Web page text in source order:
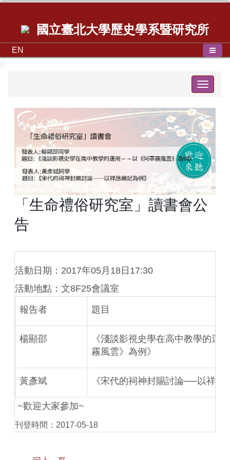
國立臺北大學歷史學系暨研究所
EN
Toggle
「生命禮俗研究室」讀書會公
告
活動日期： 2017年05月 18日 17:30
活動地點：文8F25會議室
報告者 題目
楊顯邵
《淺談影視史學在高中教學的運
霧風雲》為例》
黃彥斌 《宋代的祠神封賜討論──以祥應
~歡迎大家參加~
刊登時間：2017-05-18